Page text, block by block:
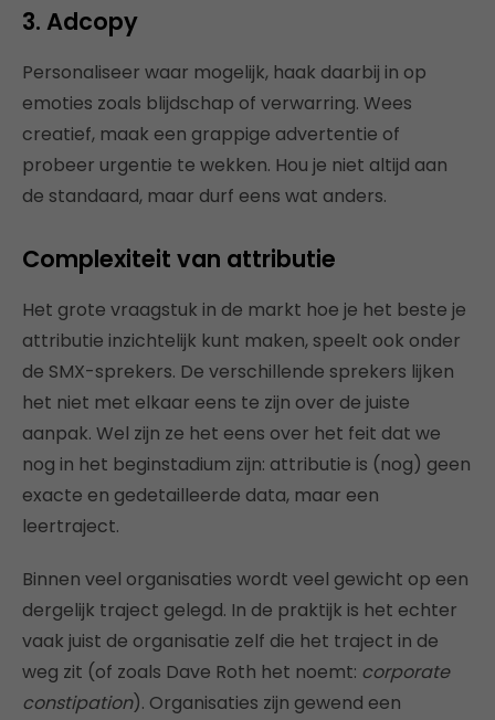
3. Adcopy
Personaliseer waar mogelijk, haak daarbij in op
emoties zoals blijdschap of verwarring. Wees
creatief, maak een grappige advertentie of
probeer urgentie te wekken. Hou je niet altijd aan
de standaard, maar durf eens wat anders.
Complexiteit van attributie
Het grote vraagstuk in de markt hoe je het beste je
attributie inzichtelijk kunt maken, speelt ook onder
de SMX-sprekers. De verschillende sprekers lijken
het niet met elkaar eens te zijn over de juiste
aanpak. Wel zijn ze het eens over het feit dat we
nog in het beginstadium zijn: attributie is (nog) geen
exacte en gedetailleerde data, maar een
leertraject.
Binnen veel organisaties wordt veel gewicht op een
dergelijk traject gelegd. In de praktijk is het echter
vaak juist de organisatie zelf die het traject in de
weg zit (of zoals Dave Roth het noemt: corporate
constipation). Organisaties zijn gewend een